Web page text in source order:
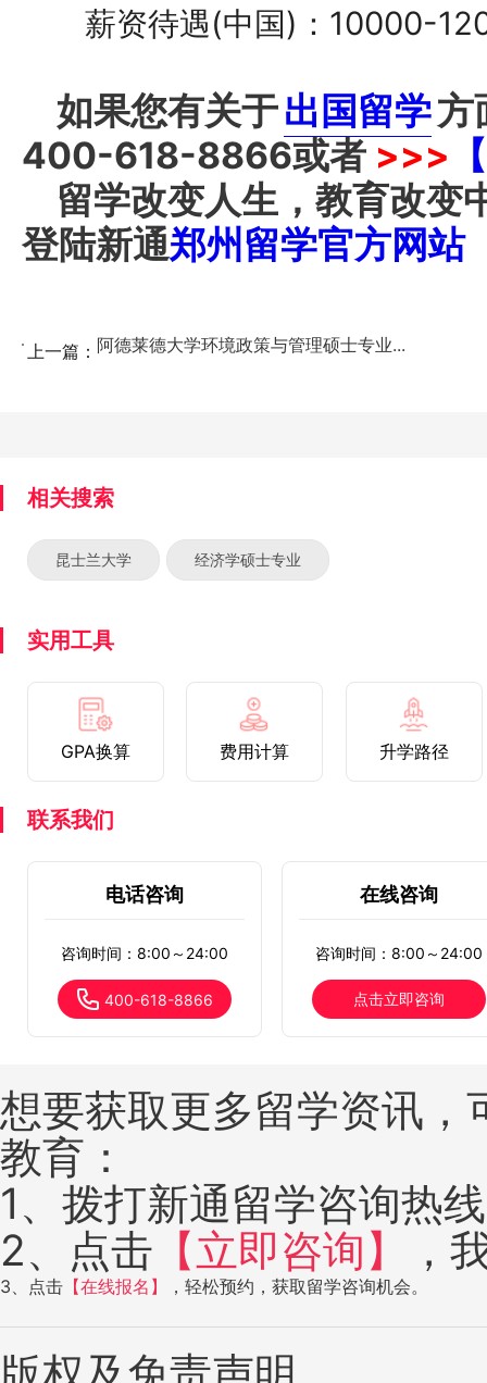
薪资待遇(中国)：10000-
如果您有关于出国留学方
400-618-8866或者 >>>
留学改变人生，教育改变
登陆新通郑州留学官方网站
上一篇： 阿德莱德大学环境政策与管理硕士专业...
相关搜索
昆士兰大学 经济学硕士专业
实用工具
GPA换算 费用计算 升学路径
联系我们
电话咨询
咨询时间：8:00～24:00
400-618-8866
在线咨询
咨询时间：8:00～24:00
点击立即咨询
想要获取更多留学资讯
教育：
1、拨打新通留学咨询热
2、点击 【立即咨询】 ，
3、点击 【在线报名】 ，轻松预约，获取留学咨询机会。
版权及免责声明